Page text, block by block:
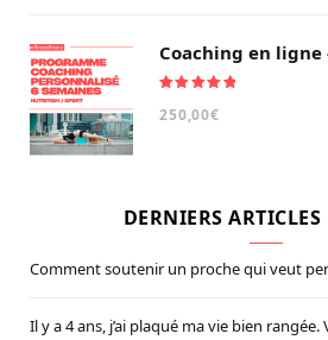
Coaching en ligne
sur 5
250,00€
DERNIERS
Comment soutenir un proche qui veut
Il y a 4 ans, j’ai plaqué ma vie bien rangée.